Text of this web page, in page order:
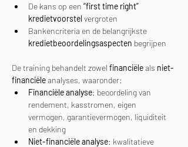
De kans op een “first time right”
kredietvoorstel vergroten
Bankencriteria en de belangrijkste
kredietbeoordelingsaspecten begrijpen
De training behandelt zowel financiële als niet-
financiële analyses, waaronder:
Financiële analyse: beoordeling van
rendement, kasstromen, eigen
vermogen, garantievermogen, liquiditeit
en dekking
Niet-financiële analyse: kwalitatieve